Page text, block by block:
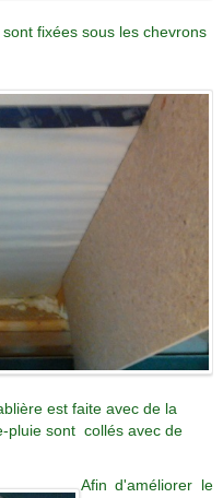
fixées sous les chevrons
est faite avec de la
pluie sont collés avec de
Afin d'améliorer le